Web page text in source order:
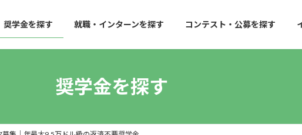
奨学金を探す 就職・インターンを探す コンテスト・公募を探す
奨学金を探す